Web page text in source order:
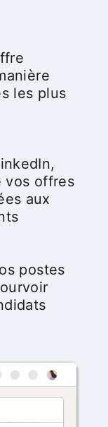
les plus
vos offres
aux
postes